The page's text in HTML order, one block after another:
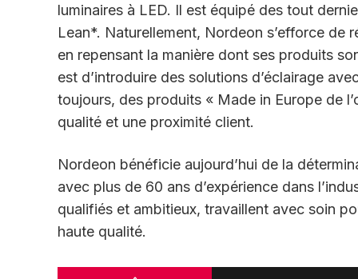
luminaires à LED. Il est équipé des tout
Lean*. Naturellement, Nordeon s’efforce de
en repensant la manière dont ses produits
est d’introduire des solutions d’éclairage
toujours, des produits « Made in Europe de
qualité et une proximité client.
Nordeon bénéficie aujourd’hui de la
avec plus de 60 ans d’expérience dans
qualifiés et ambitieux, travaillent avec soin
haute qualité.